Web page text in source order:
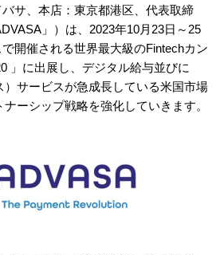
サ、本店：東京都港区、代表取締
」）は、2023年10月23日～25
開催される世界最大級のFintechカン
」に出展し、デジタル給与並びに
）サービスが急成長している米国市場
ーシップ戦略を強化していきます。